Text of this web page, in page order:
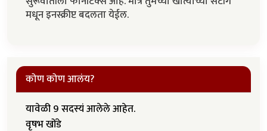
मधून इनस्क्रीप्ट बदलता येईल.
कोण कोण आलंय?
यावेळी 9 सदस्यं आलेले आहेत.
वृषभ खोंडे